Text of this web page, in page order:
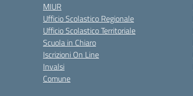
MIUR
Ufficio Scolastico Regionale
Ufficio Scolastico Territoriale
Scuola in Chiaro
Iscrizioni On Line
Invalsi
Comune